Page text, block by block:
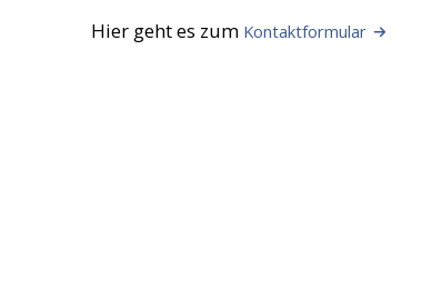
Hier geht es zum Kontaktformular